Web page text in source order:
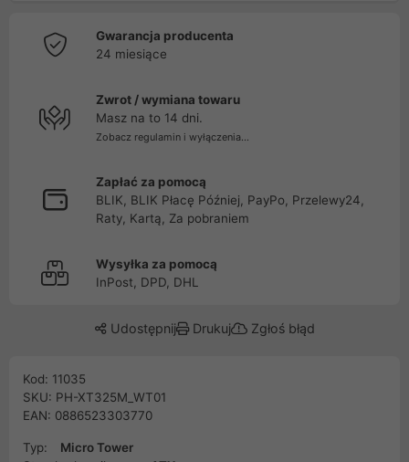
Gwarancja producenta
24 miesiące
Zwrot / wymiana towaru
Masz na to 14 dni.
Zobacz regulamin i wyłączenia...
Zapłać za pomocą
BLIK, BLIK Płacę Później, PayPo, Przelewy24,
Raty, Kartą, Za pobraniem
Wysyłka za pomocą
InPost, DPD, DHL
Udostępnij Drukuj Zgłoś błąd
Kod: 11035
SKU: PH-XT325M_WT01
EAN: 0886523303770
Typ:
Micro Tower